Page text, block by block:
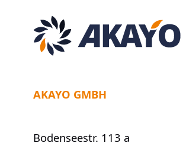
AKAYO GMBH
Bodenseestr. 113 a